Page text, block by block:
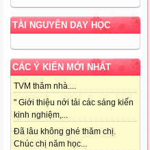
TÀI NGUYÊN DẠY HỌC
CÁC Ý KIẾN MỚI NHẤT
TVM thăm nhà....
" Giới thiệu nới tải các sáng kiến
kinh nghiệm,...
Đã lâu không ghé thăm chị.
Chúc chị năm học...